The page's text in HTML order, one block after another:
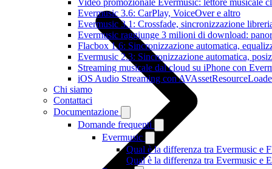
Video promozionale Evermusic: lettore musicale
Evermusic 3.6: CarPlay, VoiceOver e altro
Evermusic 3.1: Crossfade, sincronizzazione
Evermusic raggiunge 3 milioni di download:
Flacbox 1.6: Sincronizzazione automatica,
Evermusic 2.3: Sincronizzazione automatica,
Streaming musicale dal cloud su iPhone con
iOS Audio Streaming con
Chi siamo
Contattaci
Documentazione
Domande frequenti
Evermusic
Qual è la differenza tra Evermusic e
Qual è la differenza tra Evermusic e